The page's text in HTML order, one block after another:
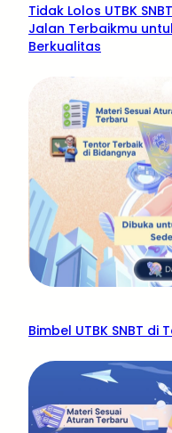
Tidak Lolos UTBK
Jalan Terbaikmu
Berkualitas
Bimbel UTBK SNBT